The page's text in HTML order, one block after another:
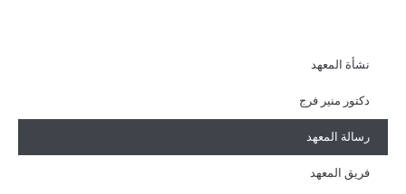
نشأة المعهد
دكتور منير فرج
رسالة المعهد
فريق المعهد